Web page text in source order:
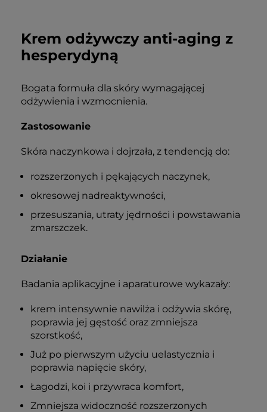
Redukuje
Zmniejsza
naczynek
Efekty
badaniami
Krem odżywczy anti-aging z
hesperydyną
Bogata formuła dla skóry wymagającej
odżywienia i wzmocnienia.
Zastosowanie
Skóra naczynkowa i dojrzała, z tendencją do:
rozszerzonych i pękających naczynek,
okresowej nadreaktywności,
przesuszania, utraty jędrności i powstawania
zmarszczek.
Działanie
Badania aplikacyjne i aparaturowe wykazały:
krem intensywnie nawilża i odżywia skórę,
poprawia jej gęstość oraz zmniejsza
szorstkość,
Już po pierwszym użyciu uelastycznia i
poprawia napięcie skóry,
Łagodzi, koi i przywraca komfort,
Zmniejsza widoczność rozszerzonych